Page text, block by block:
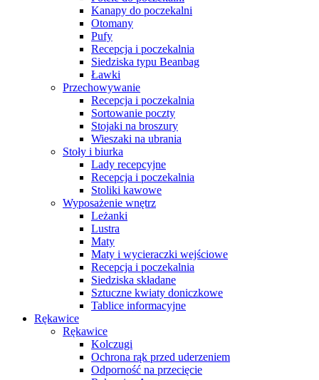
Kanapy do poczekalni
Otomany
Pufy
Recepcja i poczekalnia
Siedziska typu Beanbag
Ławki
Przechowywanie
Recepcja i poczekalnia
Sortowanie poczty
Stojaki na broszury
Wieszaki na ubrania
Stoły i biurka
Lady recepcyjne
Recepcja i poczekalnia
Stoliki kawowe
Wyposażenie wnętrz
Leżanki
Lustra
Maty
Maty i wycieraczki wejściowe
Recepcja i poczekalnia
Siedziska składane
Sztuczne kwiaty doniczkowe
Tablice informacyjne
Rękawice
Rękawice
Kolczugi
Ochrona rąk przed uderzeniem
Odporność na przecięcie